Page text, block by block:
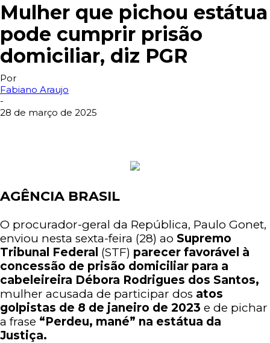
Mulher que pichou estátua
pode cumprir prisão
domiciliar, diz PGR
Por
Fabiano Araujo
-
28 de março de 2025
AGÊNCIA BRASIL
O procurador-geral da República, Paulo Gonet,
enviou nesta sexta-feira (28) ao Supremo
Tribunal Federal (STF) parecer favorável à
concessão de prisão domiciliar para a
cabeleireira Débora Rodrigues dos Santos,
mulher acusada de participar dos atos
golpistas de 8 de janeiro de 2023 e de pichar
a frase “Perdeu, mané” na estátua da
Justiça.